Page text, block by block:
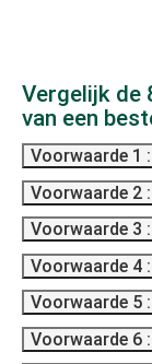
Vergelijk de
van een
Voorwaarde 1
Voorwaarde 2
Voorwaarde 3
Voorwaarde 4
Voorwaarde 5
Voorwaarde 6